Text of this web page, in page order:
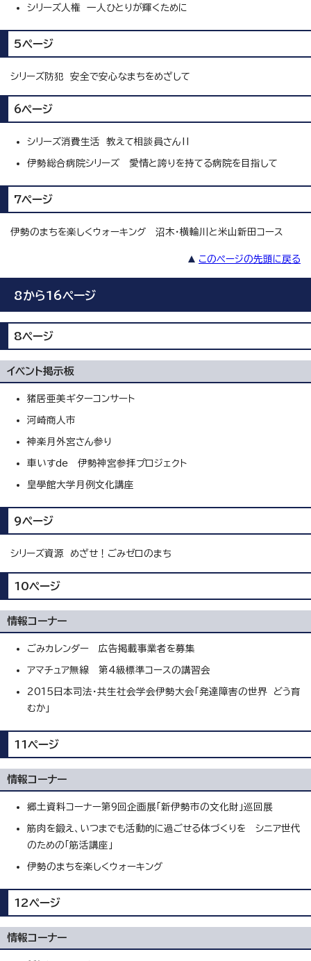
シリーズ人権 一人ひとりが輝くために
5ページ
シリーズ防犯 安全で安心なまちをめざして
6ページ
シリーズ消費生活 教えて相談員さん‼
伊勢総合病院シリーズ 愛情と誇りを持てる病院を目指して
7ページ
伊勢のまちを楽しくウォーキング 沼木・横輪川と米山新田コース
このページの先頭に戻る
8から16ページ
8ページ
イベント掲示板
猪居亜美ギターコンサート
河崎商人市
神楽月外宮さん参り
車いすde 伊勢神宮参拝プロジェクト
皇學館大学月例文化講座
9ページ
シリーズ資源 めざせ！ごみゼロのまち
10ページ
情報コーナー
ごみカレンダー 広告掲載事業者を募集
アマチュア無線 第4級標準コースの講習会
2015日本司法・共生社会学会伊勢大会「発達障害の世界 どう育
むか」
11ページ
情報コーナー
郷土資料コーナー第9回企画展「新伊勢市の文化財」巡回展
筋肉を鍛え、いつまでも活動的に過ごせる体づくりを シニア世代
のための「筋活講座」
伊勢のまちを楽しくウォーキング
12ページ
情報コーナー